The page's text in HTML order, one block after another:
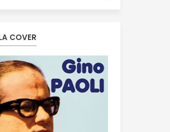
COVER